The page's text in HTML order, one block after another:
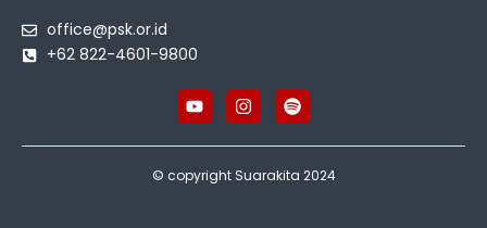
office@psk.or.id
+62 822-4601-9800
© copyright Suarakita 2024